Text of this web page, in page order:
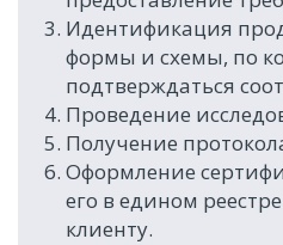
Идентификация
формы и схемы, по
подтверждаться
Проведение
Получение
Оформление
его в едином
клиенту.